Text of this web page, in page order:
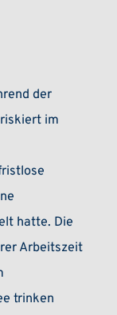
der
im
hatte. Die
Arbeitszeit
trinken